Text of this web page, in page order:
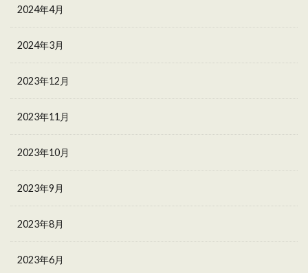
2024年4月
2024年3月
2023年12月
2023年11月
2023年10月
2023年9月
2023年8月
2023年6月